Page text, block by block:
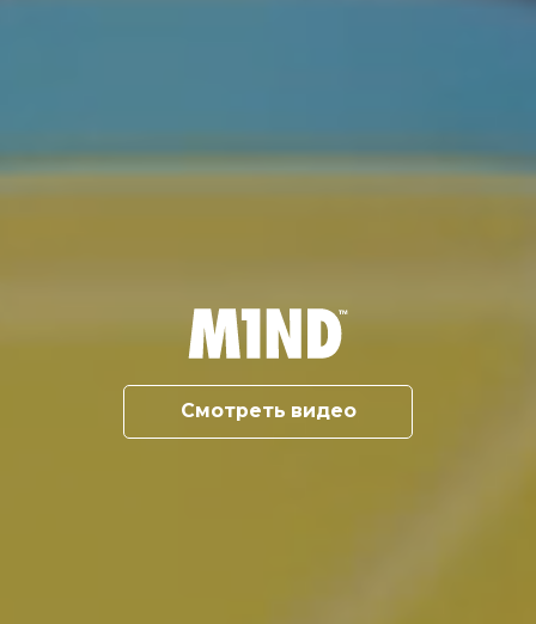
Смотреть видео